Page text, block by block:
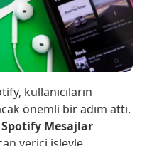
kullanıcıların
önemli bir adım attı.
Spotify Mesajlar